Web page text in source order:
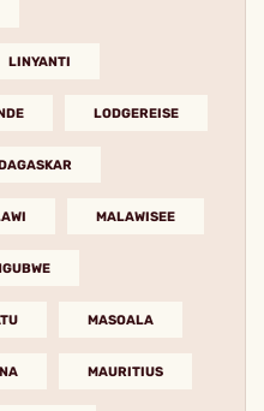
LINYANTI
LODGEREISE
MALAWISEE
MASOALA
MAURITIUS